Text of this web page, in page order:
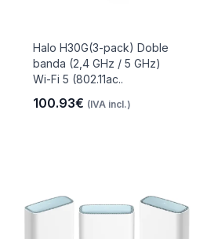
Halo H30G(3-pack) Doble
banda (2,4 GHz / 5 GHz)
Wi-Fi 5 (802.11ac..
100.93€ (IVA incl.)